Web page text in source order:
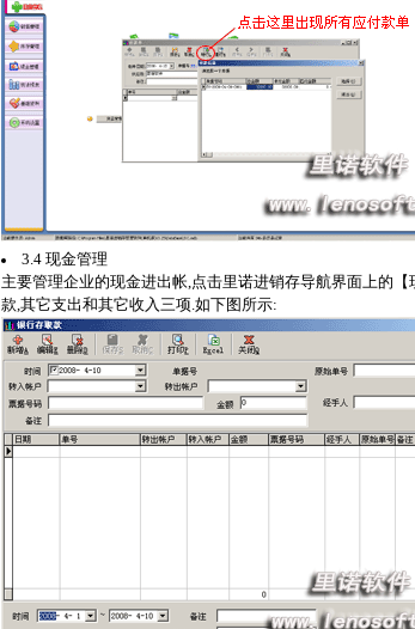
3.4 现金管理
主要管理企业的现金进出帐,点击里诺进销存导航界面上的
款,其它支出和其它收入三项.如下图所示: